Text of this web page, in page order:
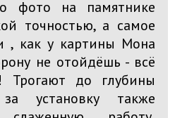
фото на памятнике
точностью, а самое
, как у картины Мона
не отойдёшь - всё
Трогают до глубины
установку также